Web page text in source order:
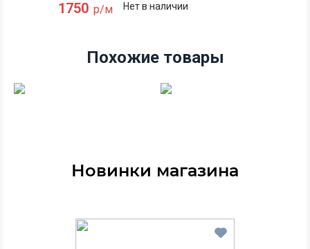
1750 р/м Нет в наличии
Похожие товары
Новинки магазина